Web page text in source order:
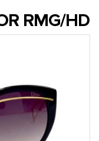
RMG/HD